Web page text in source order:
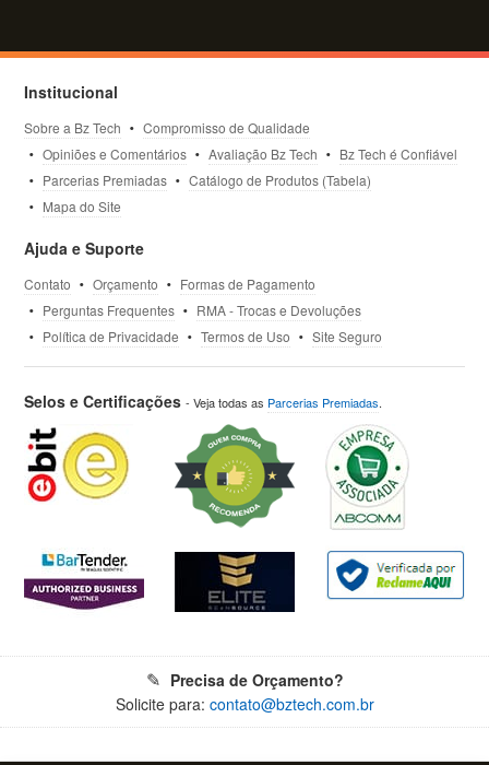
Institucional
Sobre a Bz Tech
Compromisso de Qualidade
Opiniões e Comentários
Avaliação Bz Tech
Bz Tech é Confiável
Parcerias Premiadas
Catálogo de Produtos (Tabela)
Mapa do Site
Ajuda e Suporte
Contato Orçamento
Formas de Pagamento
Perguntas Frequentes
RMA - Trocas e Devoluções
Política de Privacidade
Termos de Uso Site Seguro
Selos e Certificações- Veja todas as Parcerias Premiadas.
Precisa de Orçamento?
Solicite para: contato@bztech.com.br